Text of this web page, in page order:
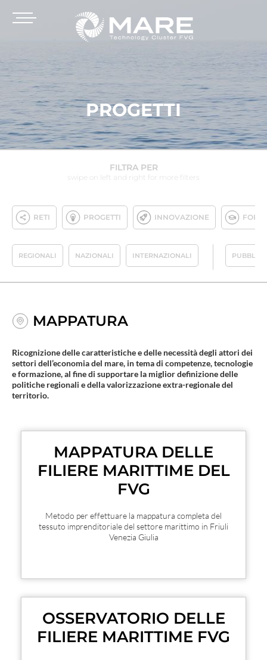
PROGETTI
FILTRA PER
swipe on left and right for more filters
RETI PROGETTI INNOVAZIONE
REGIONALI NAZIONALI INTERNAZIONALI
MAPPATURA
Ricognizione delle caratteristiche e delle necessità degli attori dei
settori dell’economia del mare, in tema di competenze, tecnologie
e formazione, al fine di supportare la miglior definizione delle
politiche regionali e della valorizzazione extra-regionale del
territorio.
MAPPATURA DELLE
FILIERE MARITTIME DEL
FVG
Metodo per effettuare la mappatura completa del
tessuto imprenditoriale del settore marittimo in Friuli
Venezia Giulia
OSSERVATORIO DELLE
FILIERE MARITTIME FVG